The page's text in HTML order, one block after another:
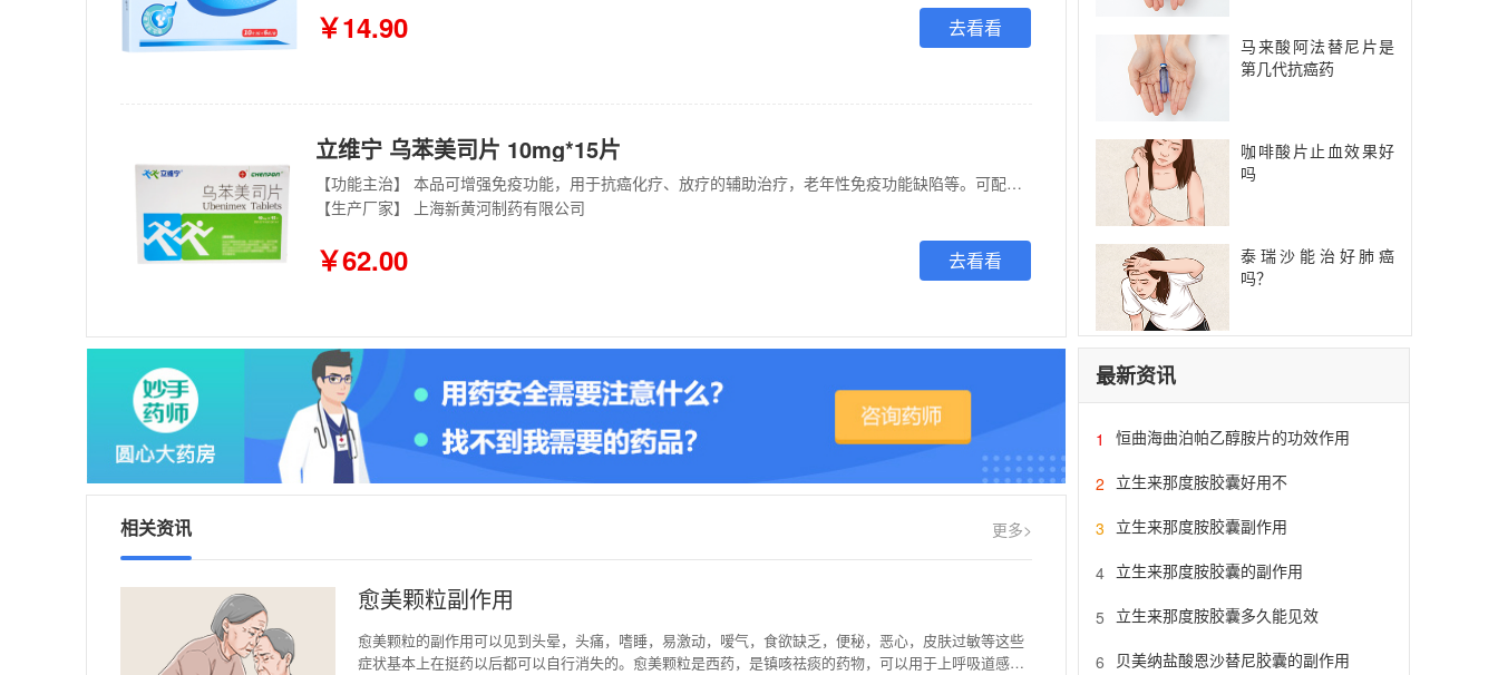
￥14.90 去看看
立维宁 乌苯美司片 10mg*15片
【功能主治】 本品可增强免疫功能，用于抗癌化疗、放疗的辅助治疗，老年性免疫功能缺陷等。可配合化疗、放疗及联合应用于白血病、多发性骨髓瘤、骨髓增生异常综合症及造血干细胞移植后，以及其它实体瘤患者。
【生产厂家】 上海新黄河制药有限公司
￥62.00 去看看
相关资讯 更多>
愈美颗粒副作用
愈美颗粒的副作用可以见到头晕，头痛，嗜睡，易激动，嗳气，食欲缺乏，便秘，恶心，皮肤过敏等这些
症状基本上在挺药以后都可以自行消失的。愈美颗粒是西药，是镇咳祛痰的药物，可以用于上呼吸道感
马来酸阿法替尼片是
第几代抗癌药
咖啡酸片止血效果好
吗
泰瑞沙能治好肺癌
吗？
最新资讯
1 恒曲海曲泊帕乙醇胺片的功效作用
2 立生来那度胺胶囊好用不
3 立生来那度胺胶囊副作用
4 立生来那度胺胶囊的副作用
5 立生来那度胺胶囊多久能见效
6 贝美纳盐酸恩沙替尼胶囊的副作用